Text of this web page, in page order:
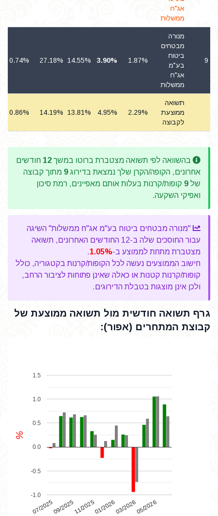
אג"ח
ממשלות
9
מנורה
מבטחים
ביטוח
בע"מ
אג"ח
ממשלות
1.87%
3.90%
14.55%
27.18%
0.74%
תשואה
ממוצעת
לקבוצה
2.29%
4.95%
13.81%
14.19%
0.86%
בהשוואה לפי תשואה מצטברת ברוטו במשך 12 חודשים
אחרונים, הקופה/הקרן שלך נמצאת בדירוג 9 מתוך קבוצה
של 9 קופות/קרנות בעלות אותם מאפיינים, רמת סיכון
ואפיקי השקעה.
"מנורה מבטחים ביטוח בע"מ אג"ח ממשלות" השיגה
עבור החוסכים שלה ב-12 החודשים האחרונים, תשואה
מצטברת מתחת לממוצע ב-1.05%
.
חישוב הממוצעים נעשה לכל הקופות/קרנות בקטגוריה, כולל
קופות/קרנות קטנות או כאלה שאינן פתוחות לציבור הרחב,
ולכן אינן מוצגות בטבלת הדירוגים.
גרף תשואה חודשית מול תשואה ממוצעת של
קבוצת המתחרים (אפור):
07/202509/202511/202501/202603/202605/2026
-1.0
-0.5
0.0
0.5
1.0
1.5
%